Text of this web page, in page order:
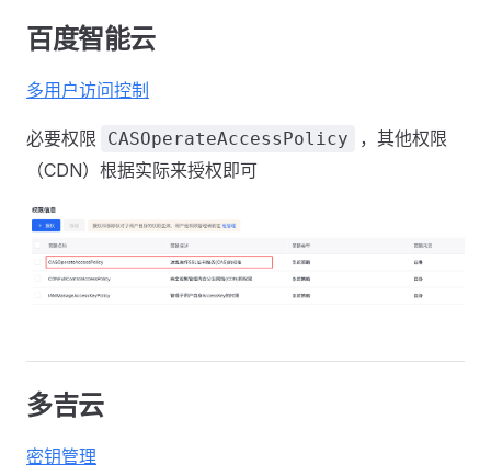
百度智能云
多用户访问控制
必要权限 CASOperateAccessPolicy
，其他权限
（CDN）根据实际来授权即可
多吉云
密钥管理